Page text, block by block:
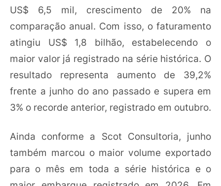
US$ 6,5 mil, crescimento de 20% na
comparação anual. Com isso, o faturamento
atingiu US$ 1,8 bilhão, estabelecendo o
maior valor já registrado na série histórica. O
resultado representa aumento de 39,2%
frente a junho do ano passado e supera em
3% o recorde anterior, registrado em outubro.
Ainda conforme a Scot Consultoria, junho
também marcou o maior volume exportado
para o mês em toda a série histórica e o